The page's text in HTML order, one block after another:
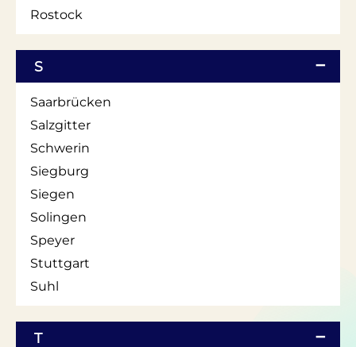
Rostock
S
Saarbrücken
Salzgitter
Schwerin
Siegburg
Siegen
Solingen
Speyer
Stuttgart
Suhl
T